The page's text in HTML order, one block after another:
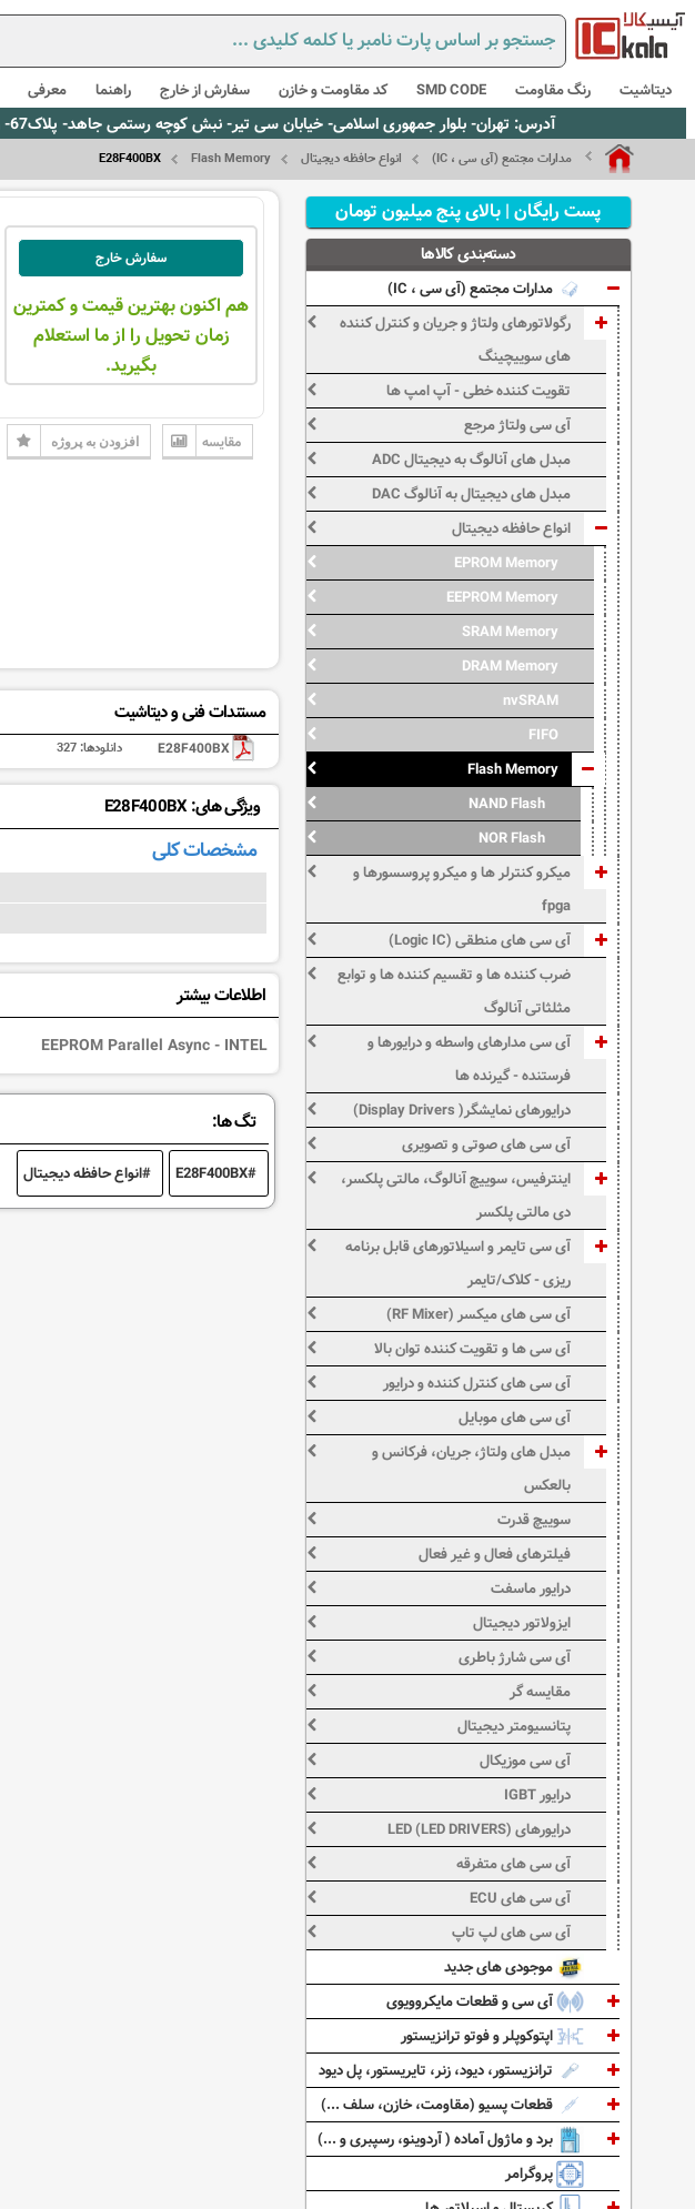
دیتاشیت رنگ مقاومت SMD CODE کد مقاومت و خازن سفارش از خارج راهنما معرفی
آدرس: تهران- بلوار جمهوری اسلامی- خیابان سی تیر- نبش کوچه رستمی جاهد- پلاک67- واحد2 - تلفن:02165021256 و 02165021235، پیام رسان بله: 09309563731 ساعت کاری 9 لغایت 16
مدارات مجتمع (آی سی ، IC) انواع حافظه دیجیتال Flash Memory
E28F400BX
سفارش خارج
هم اکنون بهترین قیمت و کمترین
زمان تحویل را از ما استعلام
بگیرید.
مقایسه افزودن به پروژه
مستندات فنی و دیتاشیت
E28F400BX دانلودها:327
ویژگی های: E28F400BX
مشخصات کلی
اطلاعات بیشتر
EEPROM Parallel Async - INTEL
تگ ها:
E28F400BX انواع حافظه دیجیتال
پست رایگان | بالای پنج میلیون تومان
دسته‌بندی کالاها
مدارات مجتمع (آی سی ، IC)
رگولاتورهای ولتاژ و جریان و کنترل کننده
های سوییچینگ
تقویت کننده خطی - آپ امپ ها
آی سی ولتاژ مرجع
مبدل های آنالوگ به دیجیتال ADC
مبدل های دیجیتال به آنالوگ DAC
انواع حافظه دیجیتال
EPROM Memory
EEPROM Memory
SRAM Memory
DRAM Memory
nvSRAM
FIFO
Flash Memory
NAND Flash
NOR Flash
میکرو کنترلر ها و میکرو پروسسورها و
fpga
آی سی های منطقی (Logic IC)
ضرب کننده ها و تقسیم کننده ها و توابع
مثلثاتی آنالوگ
آی سی مدارهای واسطه و درایورها و
فرستنده - گیرنده ها
درایورهای نمایشگر( Display Drivers)
آی سی های صوتی و تصویری
اینترفیس، سوییچ آنالوگ، مالتی پلکسر،
دی مالتی پلکسر
آی سی تایمر و اسیلاتورهای قابل برنامه
ریزی - کلاک/تایمر
آی سی های میکسر (RF Mixer)
آی سی ها و تقویت کننده توان بالا
آی سی های کنترل کننده و درایور
آی سی های موبایل
مبدل های ولتاژ، جریان، فرکانس و
بالعکس
سوییچ قدرت
فیلترهای فعال و غیر فعال
درایور ماسفت
ایزولاتور دیجیتال
آی سی شارژ باطری
مقایسه گر
پتانسیومتر دیجیتال
آی سی موزیکال
درایور IGBT
درایورهای LED (LED DRIVERS)
آی سی های متفرقه
آی سی های ECU
آی سی های لپ تاپ
موجودی های جدید
آی سی و قطعات مایکروویوی
اپتوکوپلر و فوتو ترانزیستور
ترانزیستور، دیود، زنر، تایریستور، پل دیود
قطعات پسیو (مقاومت، خازن، سلف ...)
برد و ماژول آماده ( آردوینو، رسپبری و ...)
پروگرامر